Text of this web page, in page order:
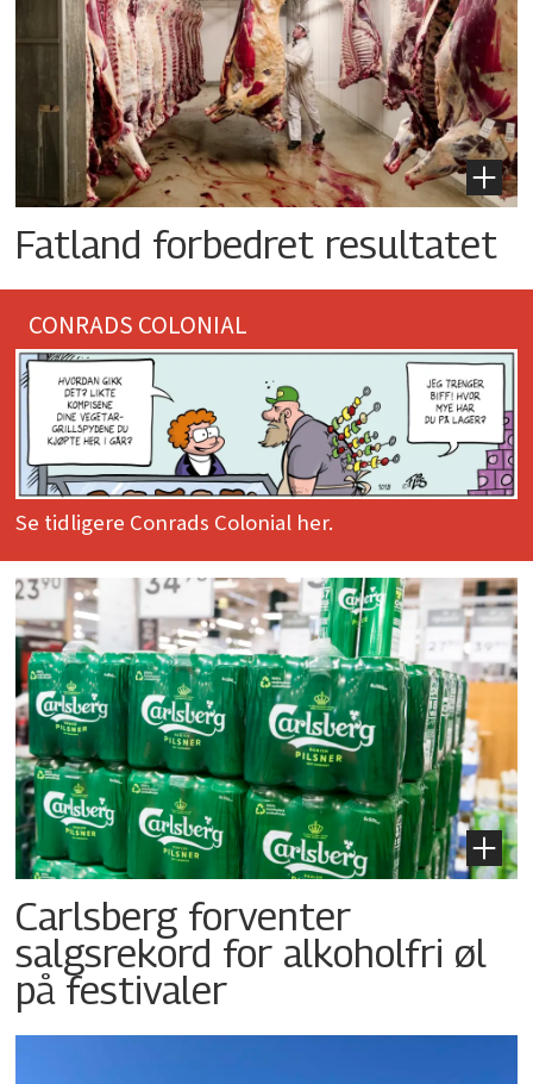
Fatland forbedret resultatet
CONRADS COLONIAL
Se tidligere Conrads Colonial her.
Carlsberg forventer
salgsrekord for alkoholfri øl
på festivaler